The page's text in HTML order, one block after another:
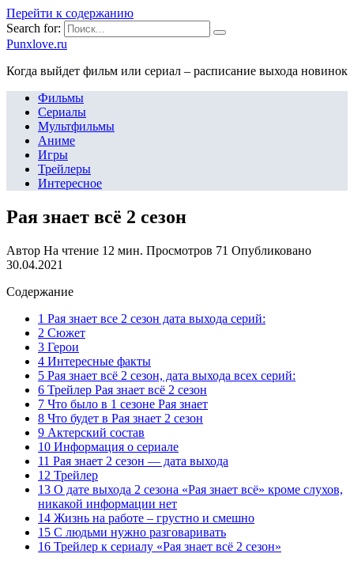
Перейти к содержанию
Search for:
Punxlove.ru
Когда выйдет фильм или сериал – расписание выхода новинок
Фильмы
Сериалы
Мультфильмы
Аниме
Игры
Трейлеры
Интересное
Рая знает всё 2 сезон
Автор На чтение 12 мин. Просмотров 71 Опубликовано
30.04.2021
Содержание
1 Рая знает все 2 сезон дата выхода серий:
2 Сюжет
3 Герои
4 Интересные факты
5 Рая знает всё 2 сезон, дата выхода всех серий:
6 Трейлер Рая знает всё 2 сезон
7 Что было в 1 сезоне Рая знает
8 Что будет в Рая знает 2 сезон
9 Актерский состав
10 Информация о сериале
11 Рая знает 2 сезон — дата выхода
12 Трейлер
13 О дате выхода 2 сезона «Рая знает всё» кроме слухов,
никакой информации нет
14 Жизнь на работе – грустно и смешно
15 С людьми нужно разговаривать
16 Трейлер к сериалу «Рая знает всё 2 сезон»